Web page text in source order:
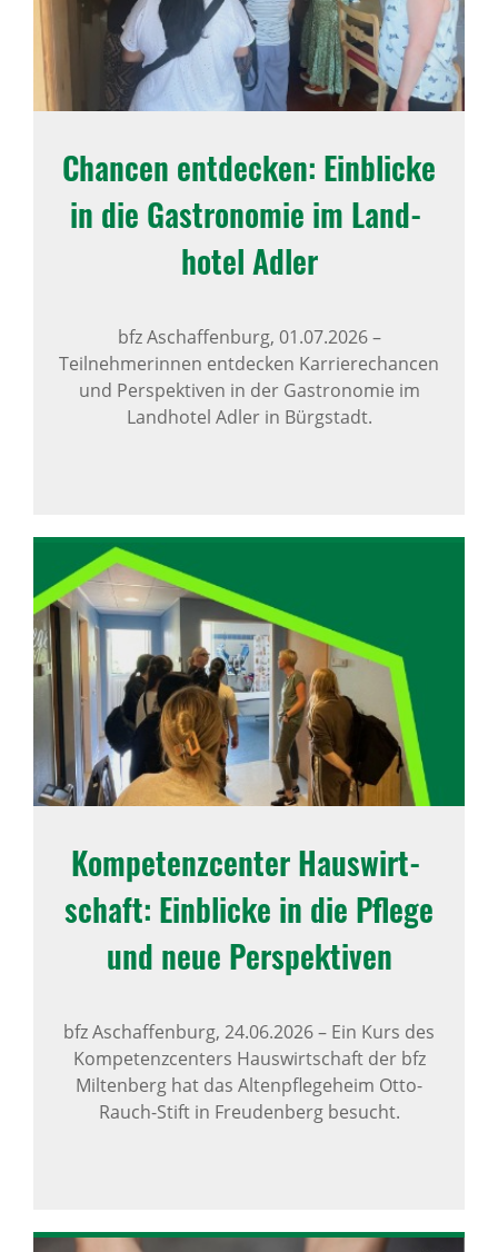
Chancen entde­cken: Einblicke
in die Gastro­nomie im Land­
hotel Adler
bfz Aschaffenburg, 01.07.2026–
Teilnehmerinnen entdecken Karrierechancen
und Perspektiven in der Gastronomie im
Landhotel Adler in Bürgstadt.
Kompe­tenz­center Haus­wirt­
schaft: Einblicke in die Pflege
und neue Perspek­tiven
bfz Aschaffenburg, 24.06.2026– Ein Kurs des
Kompetenzcenters Hauswirtschaft der bfz
Miltenberg hat das Altenpflegeheim Otto-
Rauch-Stift in Freudenberg besucht.